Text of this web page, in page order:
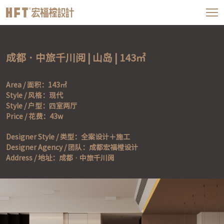
成都 · 中旅千川阅 | 山岛 | 143㎡
Area / 面积：143㎡
Style / 风格：现代
Style / 户型：四室两厅
Price / 花费：43w
Designer Style / 类型：全案设计＋施工
Designer Agency / 团队：成都宏福樘设计
Address / 地址：成都 · 中旅千川阅